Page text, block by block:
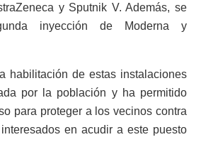
y Sputnik V. Además, se
inyección de Moderna y
habilitación de estas instalaciones
por la población y ha permitido
para proteger a los vecinos contra
en acudir a este puesto